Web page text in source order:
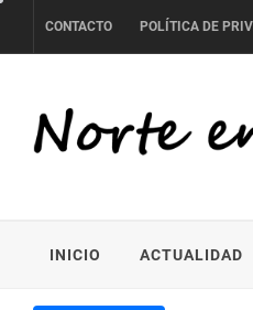
to
CONTACTO POLÍTICA DE
INICIO ACTUALIDAD